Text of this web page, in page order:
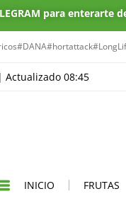
para enterarte
#DANA#hortattack
| Actualizado 08:45
INICIO FRUTAS